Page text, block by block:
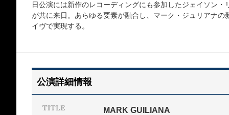
日公演には新作のレコーディングにも参加したジェイソン
が共に来日。あらゆる要素が融合し、マーク・ジュリアナ
イヴで実現する。
公演詳細情報
MARK GUILIANA